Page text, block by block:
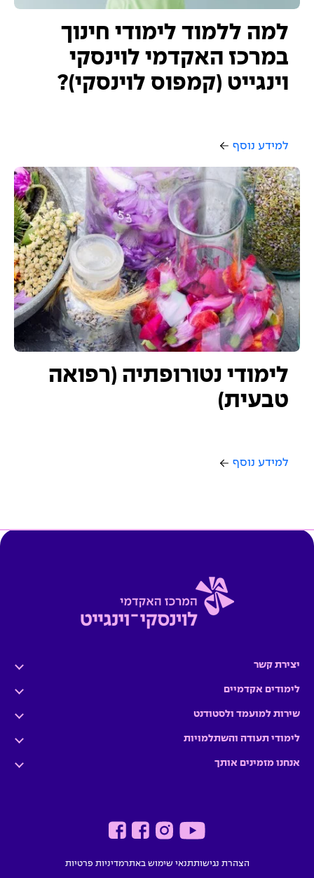
למה ללמוד לימודי חינוך
במרכז האקדמי לוינסקי
וינגייט (קמפוס לוינסקי)?
למידע נוסף
לימודי נטורופתיה (רפואה
טבעית)
למידע נוסף
יצירת קשר
לימודים אקדמיים
שירות למועמד ולסטודנט
לימודי תעודה והשתלמויות
אנחנו מזמינים אותך
הצהרת נגישותתנאי שימוש באתרמדיניות פרטיות